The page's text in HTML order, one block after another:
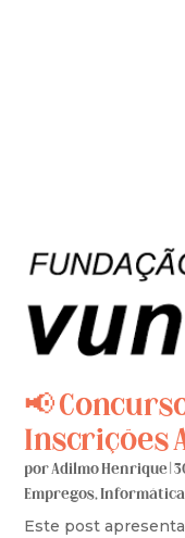
📢
Inscrições
porAdilmo Henrique|
Empregos,Informática
Este post